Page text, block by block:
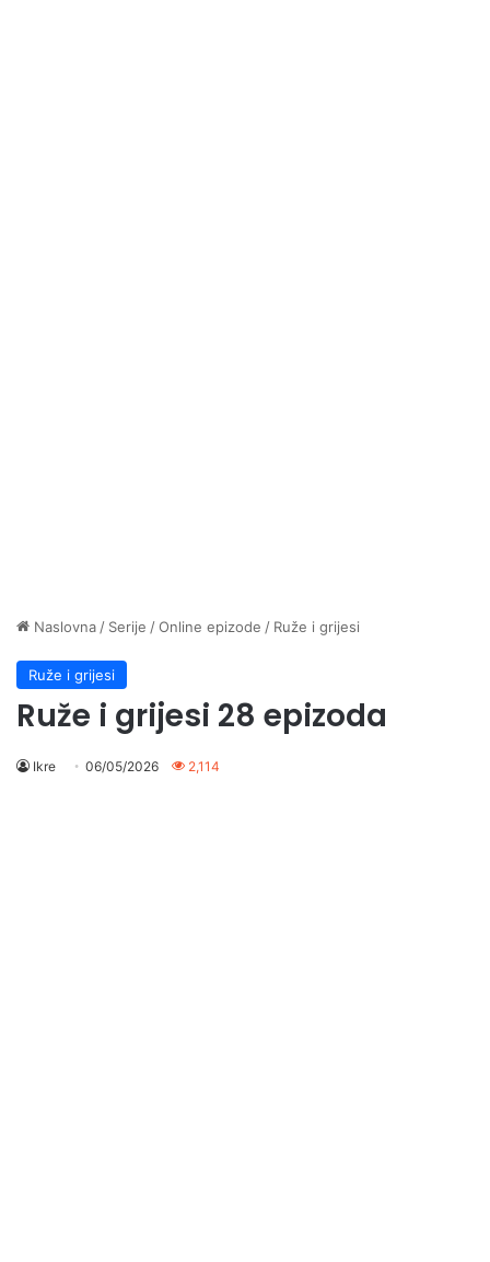
Naslovna / Serije /Online epizode / Ruže i grijesi
Ruže i grijesi
Ruže i grijesi 28 epizoda
Ikre 06/05/2026 2,114